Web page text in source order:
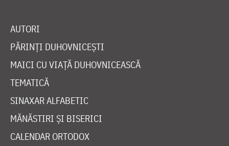
AUTORI
PĂRINȚI DUHOVNICEȘTI
MAICI CU VIAȚĂ DUHOVNICEASCĂ
TEMATICĂ
SINAXAR ALFABETIC
MĂNĂSTIRI ȘI BISERICI
CALENDAR ORTODOX